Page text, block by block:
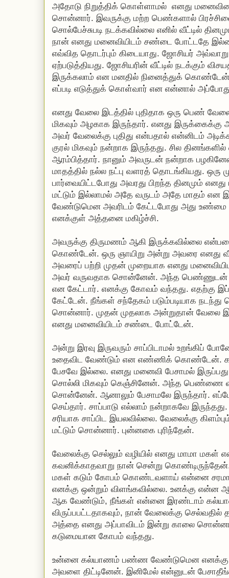
அதோடு நிறுத்திக் கொள்ளாமல் எனது
சொன்னார். இவருக்கு மற்ற பெண்களால்
சொல்பேச்சுபடி நடக்கவில்லை எனில் வீட்டில்
நான் எனது மனைவியிடம் சண்டை போட்டதே
எவ்வித தொடர்பும் கிடையாது. ஜோசியர்
ஏற்படுத்தியது. ஜோசியரின் வீட்டில் நடக்கும்
இருக்கலாம் என மனதில் நினைத்துக்
எப்படி எடுத்துக் கொள்வார் என என்னால்
எனது வேலை இடத்தில் புதிதாக ஒரு பெண்
மிகவும் அழகாக இருந்தார். எனது இருக்கைக்கு
அவர் வேலைக்கு புதிது என்பதால் என்னிடம்
குரல் மிகவும் நன்றாக இருந்தது. சில
ஆரம்பித்தார். நானும் அவருடன் நன்றாக
மாதத்தில் நல்ல நட்பு வளரத் தொடங்கியது.
பார்வையிட்டபோது அவரது பிறந்த தினமும்
மட்டும் இல்லாமல் அதே வருடம் அதே மாதம் என
வேண்டுமென அவரிடம் கேட்டபோது அது
எனக்குள் அத்தனை மகிழ்ச்சி.
அவருக்கு திருமணம் ஆகி இருக்கவில்லை
கொண்டேன். ஒரு ஞாயிறு அன்று அவரை எனது
அவரைப் பற்றி முதன் முறையாக எனது
அவர் வருவதாக சொன்னேன். அந்த பெண்ணுடன்
என கேட்டார். எனக்கு கோவம் வந்தது. எதற்கு
கேட்டேன். நீங்கள் சந்தேகம் படும்படியாக
சொன்னார். முதன் முதலாக அன்றுதான் வேலை
எனது மனைவியிடம் சண்டை போட்டேன்.
அன்று இரவு இருவரும் சாப்பிடாமல் உறங்கிப்
உதைவிட வேண்டும் என எண்ணிக் கொண்டேன்.
பேசவே இல்லை. எனது மனைவி பேசாமல்
சொல்லி மிகவும் கெஞ்சினேன். அந்த பெண்ணை
சொன்னேன். ஆனாலும் பேசாமலே இருந்தார்.
செய்தார். சாப்பாடு எல்லாம் நன்றாகவே
சரியாக சாப்பிட இயலவில்லை. வேலைக்கு
மட்டும் சொன்னார். புன்னகை புரிந்தேன்.
வேலைக்கு செல்லும் வழியில் எனது மாமா
கவனிக்காதவாறு நான் சென்று
மகள் கடும் கோபம் கொண்டவளாய் என்னை
எனக்கு ஒன்றும் விளங்கவில்லை. உனக்கு என்ன
ஆக வேண்டும், நீங்கள் என்னை இரண்டாம்
விருப்பபட்டதாகவும், நான் வேலைக்கு செல்வதில்
அத்தை எனது அப்பாவிடம் இன்று காலை
கடுமையான கோபம் வந்தது.
உன்னை கல்யாணம் பண்ண வேண்டுமென எனக்கு
அவளை திட்டினேன். இனிமேல் என்னுடன்